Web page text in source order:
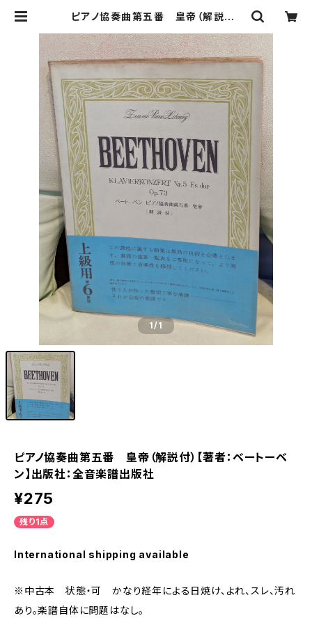
ピアノ協奏曲第五番 皇帝（解説付）
譜出版社 | Birds' Tale Collect
ive
1/1
ピアノ協奏曲第五番 皇帝（解説付）【著者：ベートーベ
ン】出版社：全音楽譜出版社
¥275
残り1点
International shipping available
※中古本 状態・可 かなり経年による日焼け、よれ、スレ、汚れ
あり。楽譜自体に問題はなし。